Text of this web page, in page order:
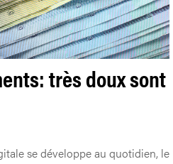
très doux sont
se développe au quotidien, le